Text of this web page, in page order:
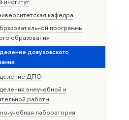
кафедра
программы
образования
довузовского
ДПО
внеучебной и
работы
учебная лаборатория